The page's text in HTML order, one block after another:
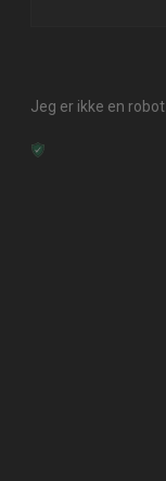
Jeg er ikke en robot